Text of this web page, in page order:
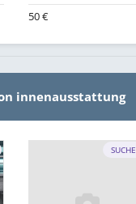
50 €
innenausstattung
SUCHE